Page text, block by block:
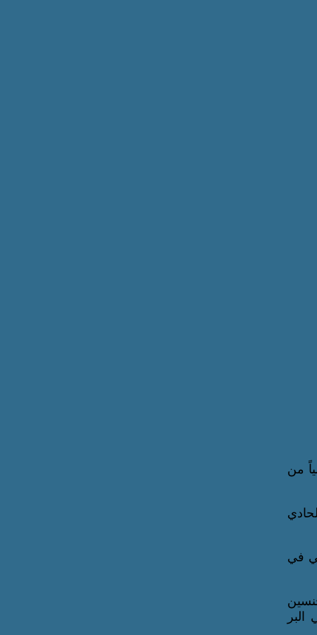
إنجازاً جديداً في مجال الاستدامة، بحصولها على المركز 106 عالمياً من
الحادي
في